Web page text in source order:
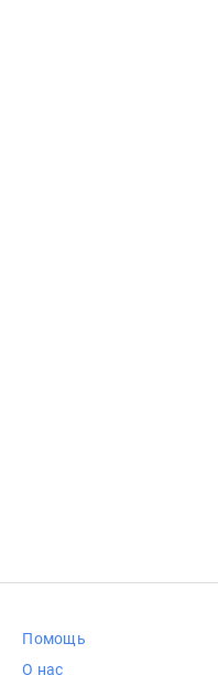
Помощь
О нас